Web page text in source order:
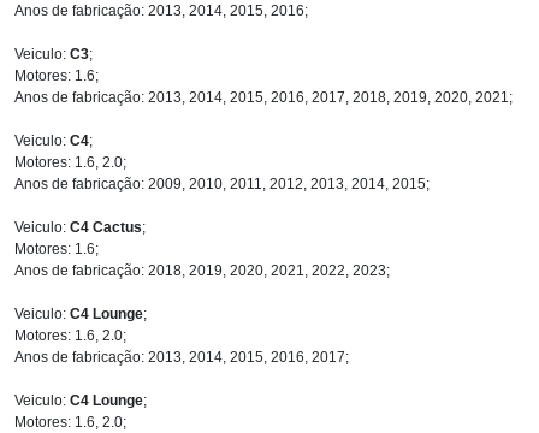
Anos de fabricação: 2013, 2014, 2015, 2016;
Veiculo: C3;
Motores: 1.6;
Anos de fabricação: 2013, 2014, 2015, 2016, 2017, 2018, 2019, 2020, 2021;
Veiculo: C4;
Motores: 1.6, 2.0;
Anos de fabricação: 2009, 2010, 2011, 2012, 2013, 2014, 2015;
Veiculo: C4 Cactus;
Motores: 1.6;
Anos de fabricação: 2018, 2019, 2020, 2021, 2022, 2023;
Veiculo: C4 Lounge;
Motores: 1.6, 2.0;
Anos de fabricação: 2013, 2014, 2015, 2016, 2017;
Veiculo: C4 Lounge;
Motores: 1.6, 2.0;